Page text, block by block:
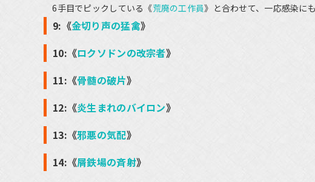
6手目でピックしている《荒廃の工作員》と合わせて、一応感染に
9:《金切り声の猛禽》
10:《ロクソドンの改宗者》
11:《骨髄の破片》
12:《炎生まれのバイロン》
13:《邪悪の気配》
14:《屑鉄場の斉射》